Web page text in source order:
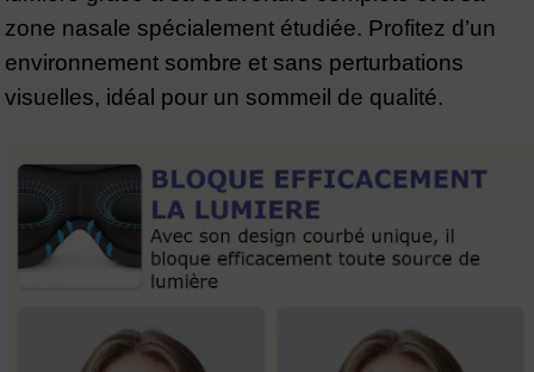
zone nasale spécialement étudiée. Profitez d’un
environnement sombre et sans perturbations
visuelles, idéal pour un sommeil de qualité.